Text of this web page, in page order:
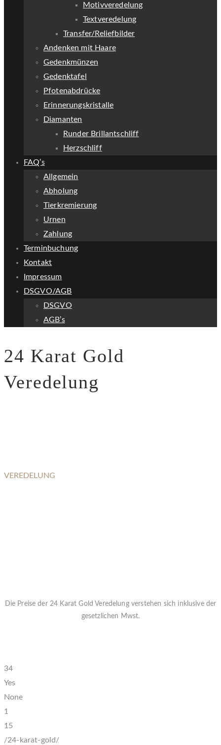
Motivveredelung
Textveredelung
Transfer/Reliefbilder
Andenken mit Haare
Gedenkmünzen
Gedenktafel
Pfotenabdrücke
Erinnerungskristalle
Diamanten
Runder Brillantschliff
Herzschliff
FAQ’s
Allgemein
Abholung
Tierkremierung
Urnen
Zahlung
Terminbuchung
Kontakt
Impressum
DSGVO/AGB
DSGVO
AGB’s
24 Karat Gold
Veredelung
VEREDELUNG
Die Preise der 24 Karat Gold Veredelung verstehen sich inklusive der
gesetzlichen Mwst.
34
Yes
None
1
15
/24-karat-gold/